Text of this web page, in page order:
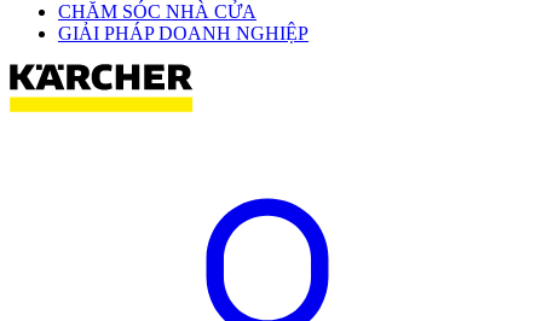
CHĂM SÓC NHÀ CỬA
GIẢI PHÁP DOANH NGHIỆP